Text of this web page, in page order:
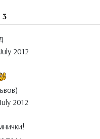
3
2012
2012